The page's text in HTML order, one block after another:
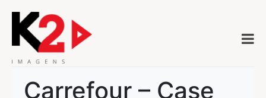
Carrefour – Case